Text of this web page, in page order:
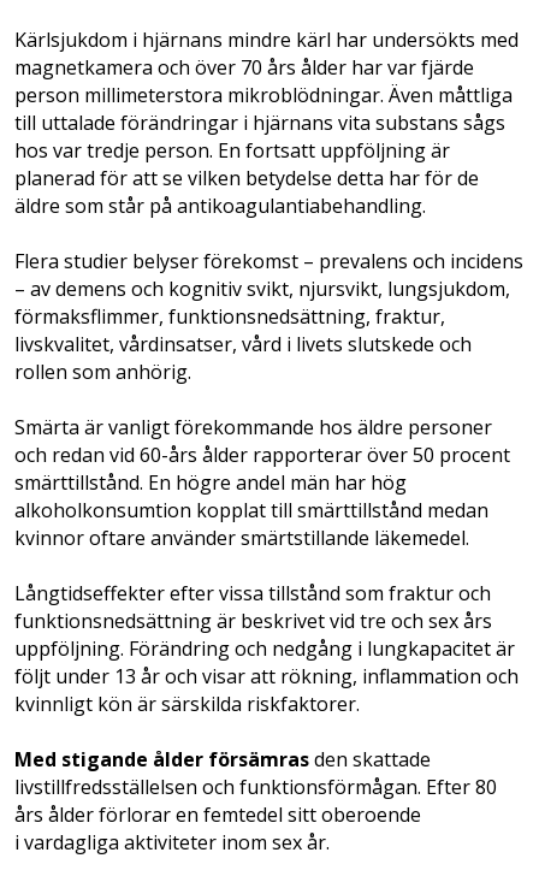
Kärlsjukdom i hjärnans mindre kärl har undersökts med
magnetkamera och över 70 års ålder har var fjärde
person millimeterstora mikroblödningar. Även måttliga
till uttalade förändringar i hjärnans vita substans sågs
hos var tredje person. En fortsatt uppföljning är
planerad för att se vilken betydelse detta har för de
äldre som står på antikoagulantiabehandling.
Flera studier belyser förekomst – prevalens och incidens
– av demens och kognitiv svikt, njursvikt, lungsjukdom,
förmaksflimmer, funktionsnedsättning, fraktur,
livskvalitet, vård­insatser, vård i livets slutskede och
rollen som anhörig.
Smärta är vanligt förekommande hos äldre personer
och redan vid 60-års ålder rapporterar över 50 procent
smärttillstånd. En högre andel män har hög
alkoholkonsumtion kopplat till smärttillstånd medan
kvinnor oftare använder smärtstillande läkemedel.
Långtidseffekter efter vissa tillstånd som fraktur och
funktionsnedsättning är beskrivet vid tre och sex års
uppföljning. Förändring och nedgång i lungkapacitet är
följt under 13 år och visar att rökning, inflammation och
kvinnligt kön är särskilda riskfaktorer.
Med stigande ålder försämrasden skattade
livstillfredsställelsen och funktionsförmågan. Efter 80
års ålder förlorar en femtedel sitt oberoende
i vardagliga aktiviteter inom sex år.